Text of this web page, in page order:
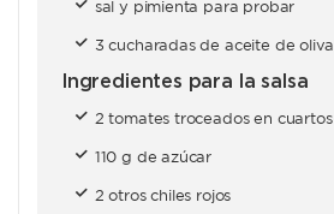
sal y pimienta para probar
3 cucharadas de aceite de oliva
Ingredientes para la salsa
2 tomates troceados en cuartos
110 g de azúcar
2 otros chiles rojos